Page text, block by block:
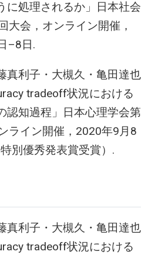
に処理されるか」日本社会
大会，オンライン開催，
–8日.
真利子・大槻久・亀田達也
tradeoff状況における
認知過程」日本心理学会第
ライン開催，2020年9月8
別優秀発表賞受賞）.
真利子・大槻久・亀田達也
tradeoff状況における